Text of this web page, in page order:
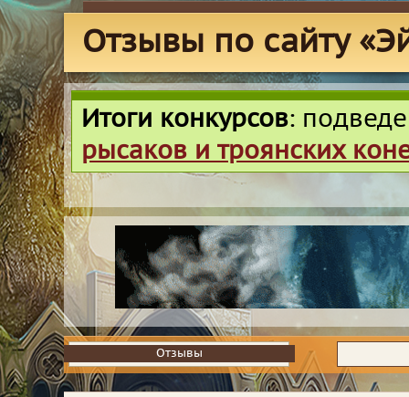
Отзывы по сайту
Итоги конкурсов:
рысаков и троянских
Отзывы
Отзывы